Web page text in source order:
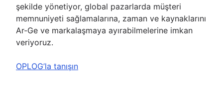
şekilde yönetiyor, global pazarlarda müşteri
memnuniyeti sağlamalarına, zaman ve kaynaklarını
Ar-Ge ve markalaşmaya ayırabilmelerine imkan
veriyoruz.
OPLOG’la tanışın